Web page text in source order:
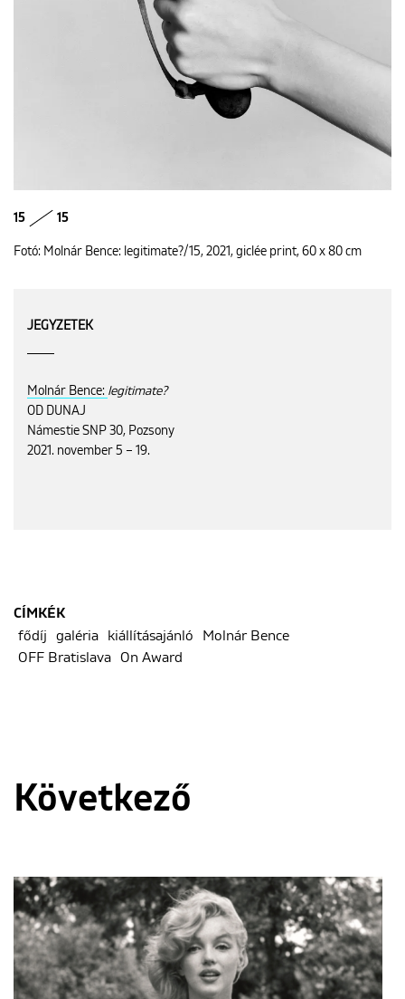
15 15
Fotó: Molnár Bence: legitimate?/15, 2021, giclée print, 60 x 80 cm
JEGYZETEK
Molnár Bence: legitimate?
OD DUNAJ
Námestie SNP 30, Pozsony
2021. november 5 – 19.
CÍMKÉK
fődíj
galéria kiállításajánló
Molnár Bence
OFF Bratislava
On Award
Következő